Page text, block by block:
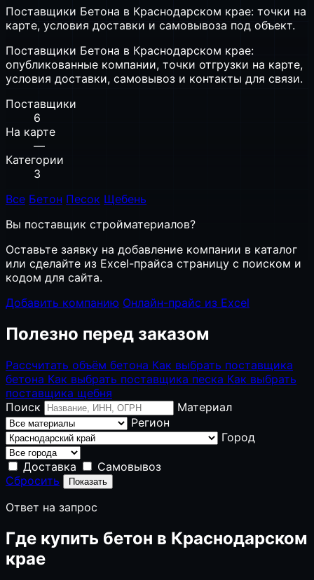
Поставщики Бетона в Краснодарском крае: точки на
карте, условия доставки и самовывоза под объект.
Поставщики Бетона в Краснодарском крае:
опубликованные компании, точки отгрузки на карте,
условия доставки, самовывоз и контакты для связи.
Поставщики
6
На карте
—
Категории
3
Все Бетон Песок Щебень
Вы поставщик стройматериалов?
Оставьте заявку на добавление компании в каталог
или сделайте из Excel-прайса страницу с поиском и
кодом для сайта.
Добавить компанию Онлайн-прайс из Excel
Полезно перед заказом
Рассчитать объём бетона Как выбрать поставщика
бетона Как выбрать поставщика песка Как выбрать
поставщика щебня
Поиск
Материал
Регион
Город
Доставка
Самовывоз
Сбросить
Показать
Ответ на запрос
Где купить бетон в Краснодарском
крае